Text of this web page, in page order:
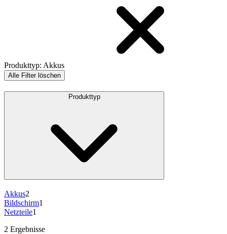
Produkttyp: Akkus
Alle Filter löschen
Produkttyp
Akkus2
Bildschirm1
Netzteile1
2 Ergebnisse